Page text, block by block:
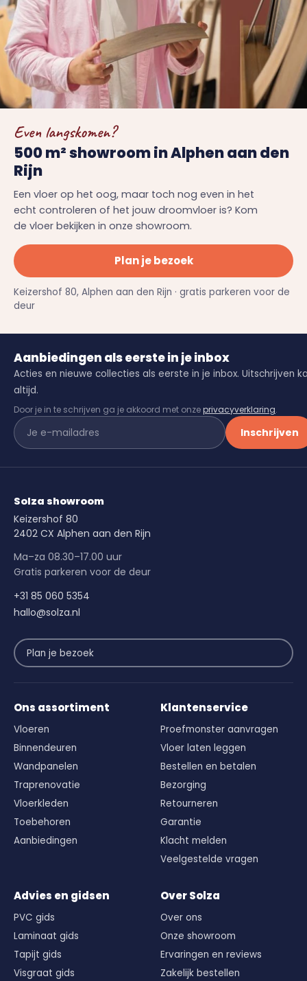
Even langskomen?
500 m² showroom in Alphen aan den
Rijn
Een vloer op het oog, maar toch nog even in het
echt controleren of het jouw droomvloer is? Kom
de vloer bekijken in onze showroom.
Plan je bezoek
Keizershof 80, Alphen aan den Rijn · gratis parkeren voor de
deur
Aanbiedingen als eerste in je inbox
Acties en nieuwe collecties als eerste in je inbox. Uitschrijven
altijd.
Door je in te schrijven ga je akkoord met onzeprivacyverklaring.
Inschrijven
Solza showroom
Keizershof 80
2402 CX Alphen aan den Rijn
Ma–za 08.30–17.00 uur
Gratis parkeren voor de deur
+31 85 060 5354
hallo@solza.nl
Plan je bezoek
Ons assortiment
Vloeren
Binnendeuren
Wandpanelen
Traprenovatie
Vloerkleden
Toebehoren
Aanbiedingen
Klantenservice
Proefmonster aanvragen
Vloer laten leggen
Bestellen en betalen
Bezorging
Retourneren
Garantie
Klacht melden
Veelgestelde vragen
Advies en gidsen
PVC gids
Laminaat gids
Tapijt gids
Visgraat gids
Over Solza
Over ons
Onze showroom
Ervaringen en reviews
Zakelijk bestellen